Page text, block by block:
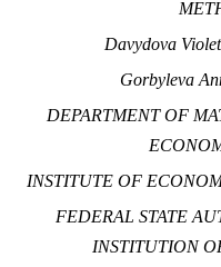
Davydova
Gorbyleva
DEPARTMENT OF
INSTITUTE OF
FEDERAL STATE
INSTITUTION